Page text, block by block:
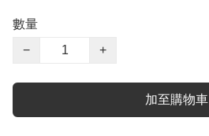
數量
−
+
加至購物車